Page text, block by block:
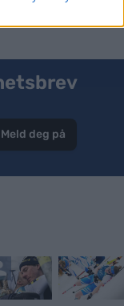
Meld deg på